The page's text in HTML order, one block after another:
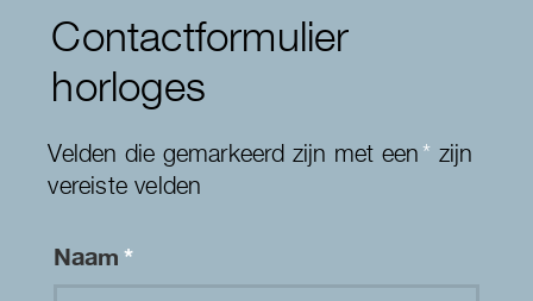
Contactformulier
horloges
Velden die gemarkeerd zijn met een* zijn
vereiste velden
Naam*